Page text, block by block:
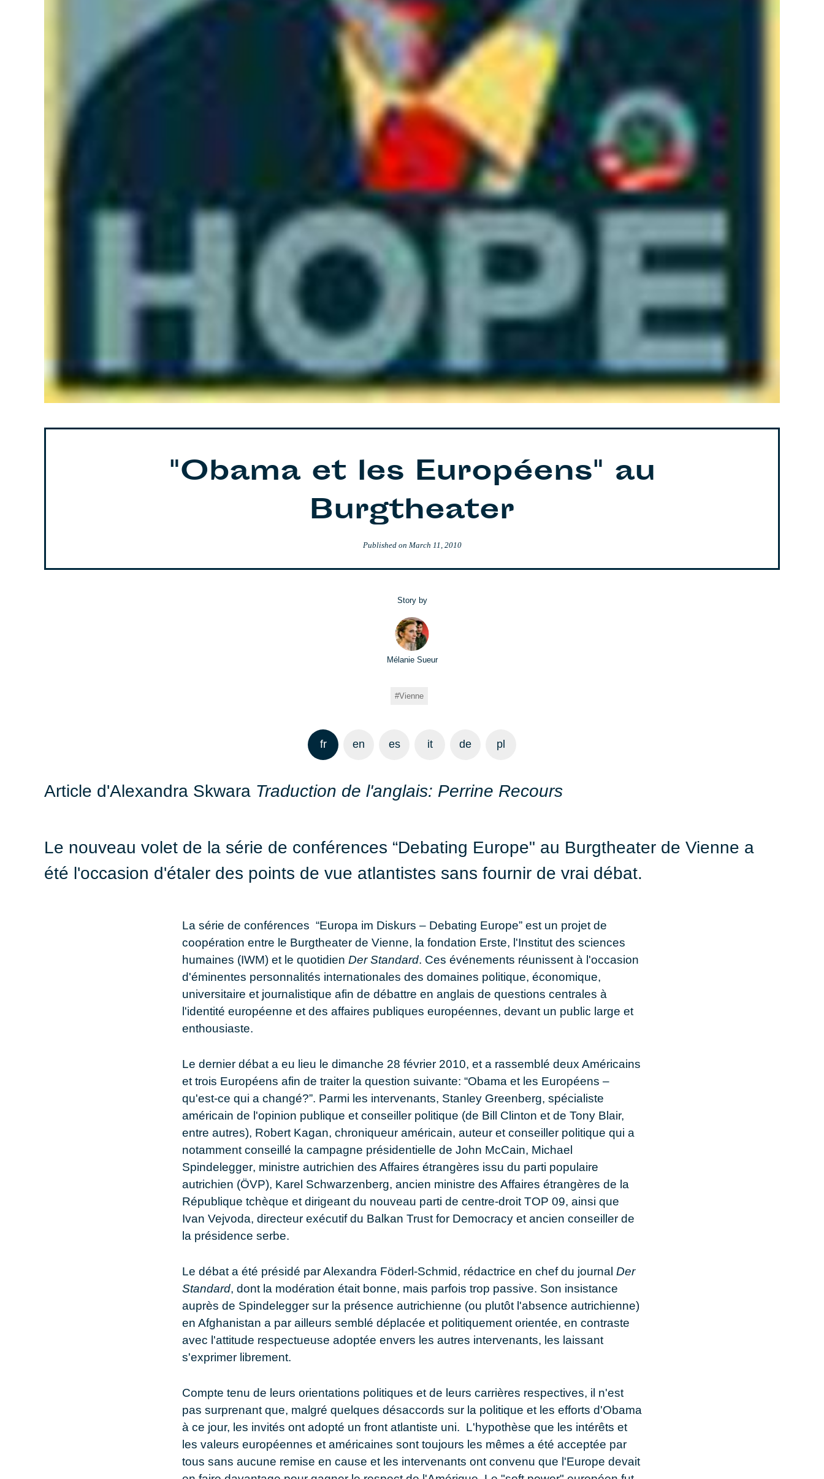
"Obama et les Européens" au
Burgtheater
Published on March 11, 2010
Story by
Mélanie Sueur
Vienne
fr en es it de pl
Article d'Alexandra Skwara Traduction de l'anglais: Perrine Recours
Le nouveau volet de la série de conférences “Debating Europe" au Burgtheater de Vienne a
été l'occasion d'étaler des points de vue atlantistes sans fournir de vrai débat.
La série de conférences “Europa im Diskurs – Debating Europe” est un projet de
coopération entre le Burgtheater de Vienne, la fondation Erste, l'Institut des sciences
humaines (IWM) et le quotidien Der Standard. Ces événements réunissent à l'occasion
d'éminentes personnalités internationales des domaines politique, économique,
universitaire et journalistique afin de débattre en anglais de questions centrales à
l'identité européenne et des affaires publiques européennes, devant un public large et
enthousiaste.
Le dernier débat a eu lieu le dimanche 28 février 2010, et a rassemblé deux Américains
et trois Européens afin de traiter la question suivante: “Obama et les Européens –
qu'est-ce qui a changé?”. Parmi les intervenants, Stanley Greenberg, spécialiste
américain de l'opinion publique et conseiller politique (de Bill Clinton et de Tony Blair,
entre autres), Robert Kagan, chroniqueur américain, auteur et conseiller politique qui a
notamment conseillé la campagne présidentielle de John McCain, Michael
Spindelegger, ministre autrichien des Affaires étrangères issu du parti populaire
autrichien (ÖVP), Karel Schwarzenberg, ancien ministre des Affaires étrangères de la
République tchèque et dirigeant du nouveau parti de centre-droit TOP 09, ainsi que
Ivan Vejvoda, directeur exécutif du Balkan Trust for Democracy et ancien conseiller de
la présidence serbe.
Le débat a été présidé par Alexandra Föderl-Schmid, rédactrice en chef du journal Der
Standard, dont la modération était bonne, mais parfois trop passive. Son insistance
auprès de Spindelegger sur la présence autrichienne (ou plutôt l'absence autrichienne)
en Afghanistan a par ailleurs semblé déplacée et politiquement orientée, en contraste
avec l'attitude respectueuse adoptée envers les autres intervenants, les laissant
s'exprimer librement.
Compte tenu de leurs orientations politiques et de leurs carrières respectives, il n'est
pas surprenant que, malgré quelques désaccords sur la politique et les efforts d'Obama
à ce jour, les invités ont adopté un front atlantiste uni. L'hypothèse que les intérêts et
les valeurs européennes et américaines sont toujours les mêmes a été acceptée par
tous sans aucune remise en cause et les intervenants ont convenu que l'Europe devait